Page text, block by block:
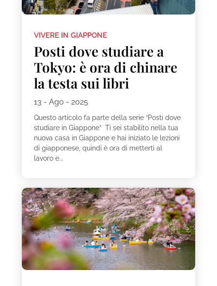
VIVERE IN GIAPPONE
Posti dove studiare a
Tokyo: è ora di chinare
la testa sui libri
13 - Ago - 2025
Questo articolo fa parte della serie “Posti dove
studiare in Giappone” Ti sei stabilito nella tua
nuova casa in Giappone e hai iniziato le lezioni
di giapponese, quindi è ora di metterti al
lavoro e...